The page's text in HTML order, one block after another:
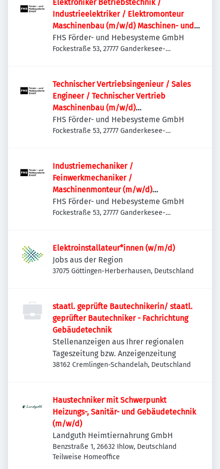
Elektroniker Betriebstechnik /
Industrieelektriker / Elektromonteur
Maschinenbau (m/w/d) Maschinen- und
Anlagenbau | Schaltschrankbau |
Sondermaschinen
FHS Förder- und Hebesysteme GmbH
Fockestraße 53, 27777 Ganderkesee-
Technischer Vertriebsingenieur / Sales
Engineer / Technischer Vertrieb
Maschinenbau (m/w/d)
Sondermaschinenbau | Anlagenbau |
Projektvertrieb | International
FHS Förder- und Hebesysteme GmbH
Fockestraße 53, 27777 Ganderkesee-
Industriemechaniker /
Feinwerkmechaniker /
Maschinenmonteur (m/w/d)
Maschinenbau | Anlagenbau |
Sondermaschinenbau | Service &
FHS Förder- und Hebesysteme GmbH
Fockestraße 53, 27777 Ganderkesee-
Elektroinstallateur*innen (w/m/d)
Jobs aus der Region
37075 Göttingen-Herberhausen, Deutschland
staatl. geprüfte Bautechnikerin/ staatl.
geprüfter Bautechniker - Fachrichtung
Gebäudetechnik
Stellenanzeigen aus Ihrer regionalen
Tageszeitung bzw. Anzeigenzeitung
38162 Cremlingen-Schandelah, Deutschland
Haustechniker mit Schwerpunkt
Heizungs-, Sanitär- und Gebäudetechnik
(m/w/d)
Landguth Heimtiernahrung GmbH
Benzstraße 1, 26632 Ihlow, Deutschland
Teilweise Homeoffice